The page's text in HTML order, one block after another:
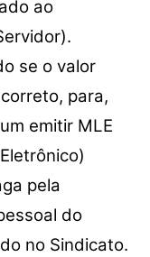
ao
se o valor
para,
emitir MLE
pela
do
no Sindicato.